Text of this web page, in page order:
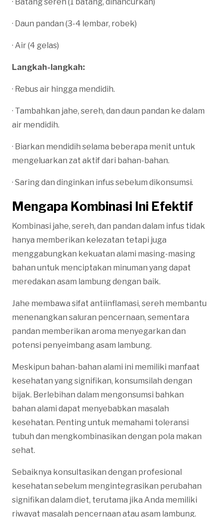
· Daun pandan (3-4 lembar, robek)
· Air (4 gelas)
Langkah-langkah:
· Rebus air hingga mendidih.
· Tambahkan jahe, sereh, dan daun pandan ke dalam
air mendidih.
· Biarkan mendidih selama beberapa menit untuk
mengeluarkan zat aktif dari bahan-bahan.
· Saring dan dinginkan infus sebelum dikonsumsi.
Mengapa Kombinasi Ini Efektif
Kombinasi jahe, sereh, dan pandan dalam infus tidak
hanya memberikan kelezatan tetapi juga
menggabungkan kekuatan alami masing-masing
bahan untuk menciptakan minuman yang dapat
meredakan asam lambung dengan baik.
Jahe membawa sifat antiinflamasi, sereh membantu
menenangkan saluran pencernaan, sementara
pandan memberikan aroma menyegarkan dan
potensi penyeimbang asam lambung.
Meskipun bahan-bahan alami ini memiliki manfaat
kesehatan yang signifikan, konsumsilah dengan
bijak. Berlebihan dalam mengonsumsi bahkan
bahan alami dapat menyebabkan masalah
kesehatan. Penting untuk memahami toleransi
tubuh dan mengkombinasikan dengan pola makan
sehat.
Sebaiknya konsultasikan dengan profesional
kesehatan sebelum mengintegrasikan perubahan
signifikan dalam diet, terutama jika Anda memiliki
riwayat masalah pencernaan atau asam lambung.